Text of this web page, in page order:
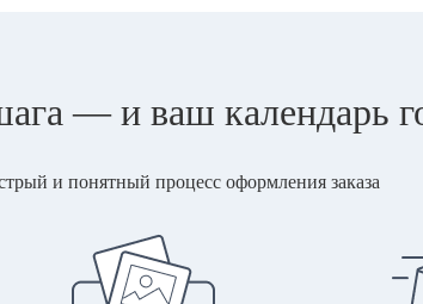
— и ваш календарь
и понятный процесс оформления заказа